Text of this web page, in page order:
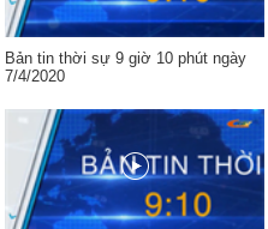
Bản tin thời sự 9 giờ 10 phút ngày
7/4/2020